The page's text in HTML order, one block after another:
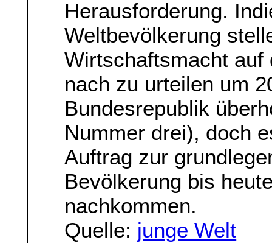
Herausforderung.
Weltbevölkerung
Wirtschaftsmacht auf
nach zu urteilen um
Bundesrepublik
Nummer drei), doch
Auftrag zur
Bevölkerung bis
nachkommen.
Quelle: junge Welt